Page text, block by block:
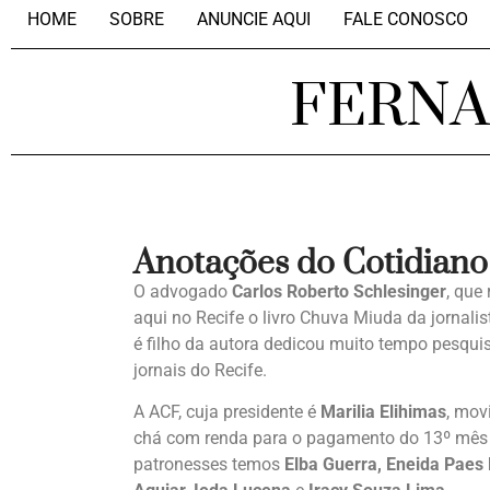
HOME SOBRE ANUNCIE AQUI FALE CONOSCO
Anotações do Cotidiano
O advogado Carlos Roberto Schlesinger, que
aqui no Recife o livro Chuva Miuda da
é filho da autora dedicou muito tempo
jornais do Recife.
A ACF, cuja presidente é Marilia Elihimas,
chá com renda para o pagamento do 13º
patronesses temos Elba Guerra, Eneida